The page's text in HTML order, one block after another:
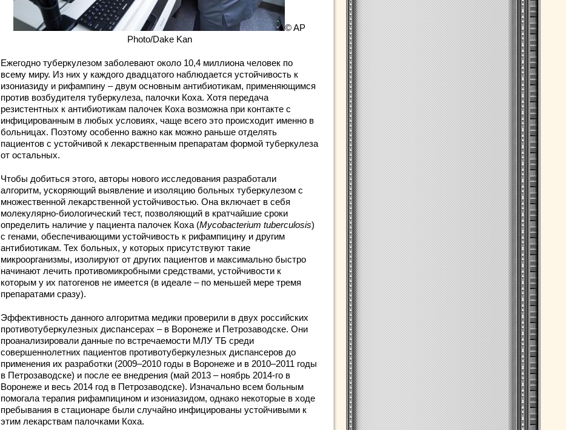
© AP
Photo/Dake Kan
Ежегодно туберкулезом заболевают около 10,4 миллиона человек по
всему миру. Из них у каждого двадцатого наблюдается устойчивость к
изониазиду и рифампину – двум основным антибиотикам, применяющимся
против возбудителя туберкулеза, палочки Коха. Хотя передача
резистентных к антибиотикам палочек Коха возможна при контакте с
инфицированным в любых условиях, чаще всего это происходит именно в
больницах. Поэтому особенно важно как можно раньше отделять
пациентов с устойчивой к лекарственным препаратам формой туберкулеза
от остальных.
Чтобы добиться этого, авторы нового исследования разработали
алгоритм, ускоряющий выявление и изоляцию больных туберкулезом с
множественной лекарственной устойчивостью. Она включает в себя
молекулярно-биологический тест, позволяющий в кратчайшие сроки
определить наличие у пациента палочек Коха (Mycobacterium tuberculosis)
с генами, обеспечивающими устойчивость к рифампицину и другим
антибиотикам. Тех больных, у которых присутствуют такие
микроорганизмы, изолируют от других пациентов и максимально быстро
начинают лечить противомикробными средствами, устойчивости к
которым у их патогенов не имеется (в идеале – по меньшей мере тремя
препаратами сразу).
Эффективность данного алгоритма медики проверили в двух российских
противотуберкулезных диспансерах – в Воронеже и Петрозаводске. Они
проанализировали данные по встречаемости МЛУ ТБ среди
совершеннолетних пациентов противотуберкулезных диспансеров до
применения их разработки (2009–2010 годы в Воронеже и в 2010–2011 годы
в Петрозаводске) и после ее внедрения (май 2013 – ноябрь 2014-го в
Воронеже и весь 2014 год в Петрозаводске). Изначально всем больным
помогала терапия рифампицином и изониазидом, однако некоторые в ходе
пребывания в стационаре были случайно инфицированы устойчивыми к
этим лекарствам палочками Коха.